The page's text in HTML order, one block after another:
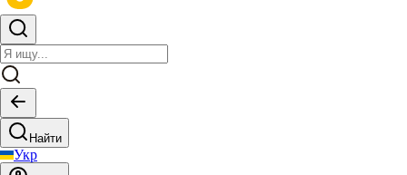
Найти
Укр